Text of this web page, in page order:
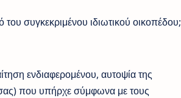
συγκεκριμένου ιδιωτικού οικοπέδου;
ενδιαφερομένου, αυτοψία της
που υπήρχε σύμφωνα με τους